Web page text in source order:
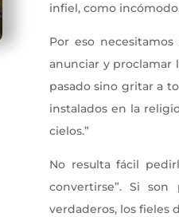
infiel, como
Por eso
anunciar y proclamar
pasado sino gritar a
instalados en la
cielos.”
No resulta fácil
convertirse”. Si
verdaderos, los fieles